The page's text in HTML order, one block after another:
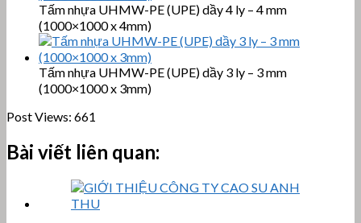
Tấm nhựa UHMW-PE (UPE) dầy 4 ly – 4 mm
(1000×1000 x 4mm)
Tấm nhựa UHMW-PE (UPE) dầy 3 ly – 3 mm
(1000×1000 x 3mm)
Post Views: 661
Bài viết liên quan: